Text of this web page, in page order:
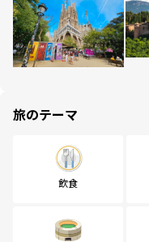
旅のテーマ
飲食